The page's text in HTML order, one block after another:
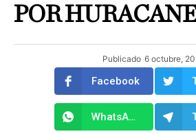
POR
Publicado 6 octubre,
Facebook
WhatsApp